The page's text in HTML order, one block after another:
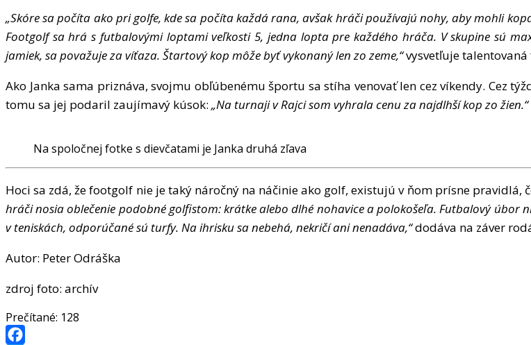
„Skóre sa počíta ako pri golfe, kde sa počíta každárana, avšak hráči používajúnohy, aby mohli
Footgolf sa hrá s futbalovými loptami veľkosti 5, jedna lopta pre každého hráča. V skupine sú
jamiek, sa považuje za víťaza. Štartovýkop môže byťvykonanýlen zo zeme,“vysvetľuje talentovaná
Ako Janka sama priznáva, svojmu obľúbenému športu sa stíha venovaťlen cez víkendy. Cez týž
tomu sa jej podaril zaujímavý kúsok: „Na turnaji v Rajci som vyhrala cenu za najdlhšíkop zožien.“
Na spoločnej fotke s dievčatami je Janka druhá zľava
Hoci sa zdá,že footgolf nie je takýnáročnýna náčinie ako golf, existujú v ňom prísne pravidlá, č
hráči nosia oblečenie podobnégolfistom: krátke alebo dlhé nohavice a polokošeľa. Futbalový úbor
v teniskách, odporúčanésú turfy. Na ihrisku sa nebehá, nekričíani nenadáva,“dodáva na záver rod
Autor: Peter Odráška
zdroj foto: archív
Prečítané: 128